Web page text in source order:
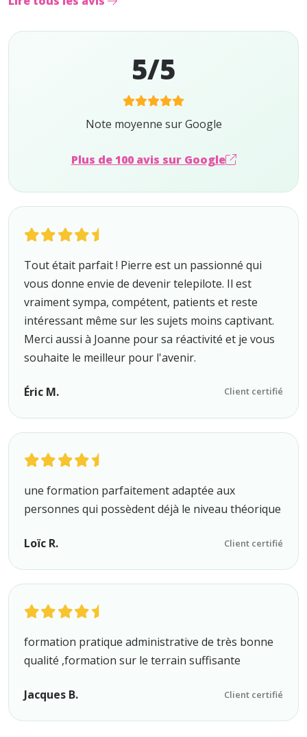
5/5
Note moyenne sur Google
Plus de 100 avis sur Google
Tout était parfait ! Pierre est un passionné qui
vous donne envie de devenir telepilote. Il est
vraiment sympa, compétent, patients et reste
intéressant même sur les sujets moins captivant.
Merci aussi à Joanne pour sa réactivité et je vous
souhaite le meilleur pour l'avenir.
Éric M. Client certifié
une formation parfaitement adaptée aux
personnes qui possèdent déjà le niveau théorique
Loïc R. Client certifié
formation pratique administrative de très bonne
qualité ,formation sur le terrain suffisante
Jacques B. Client certifié